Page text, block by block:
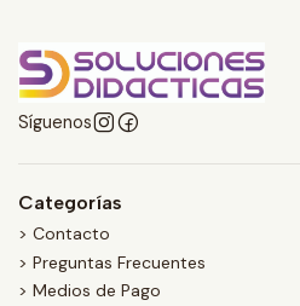
Síguenos
Categorías
> Contacto
> Preguntas Frecuentes
> Medios de Pago